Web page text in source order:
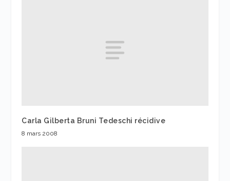
Carla Gilberta Bruni Tedeschi récidive
8 mars 2008